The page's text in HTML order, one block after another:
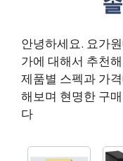
안녕하세요. 요가
가에 대해서 추천
제품별 스펙과 가
해보며 현명한 구
다